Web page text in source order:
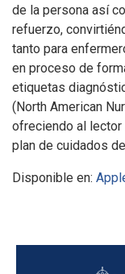
de la persona así
refuerzo,
tanto para
en proceso de
etiquetas
(North American
ofreciendo al lector
plan de cuidados
Disponible en: